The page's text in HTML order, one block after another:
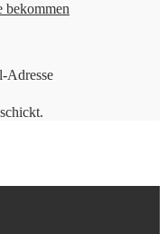
bekommen
Adresse